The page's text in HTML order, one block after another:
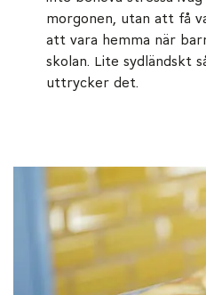
morgonen, utan att få
att vara hemma när
skolan. Lite sydländskt
uttrycker det.